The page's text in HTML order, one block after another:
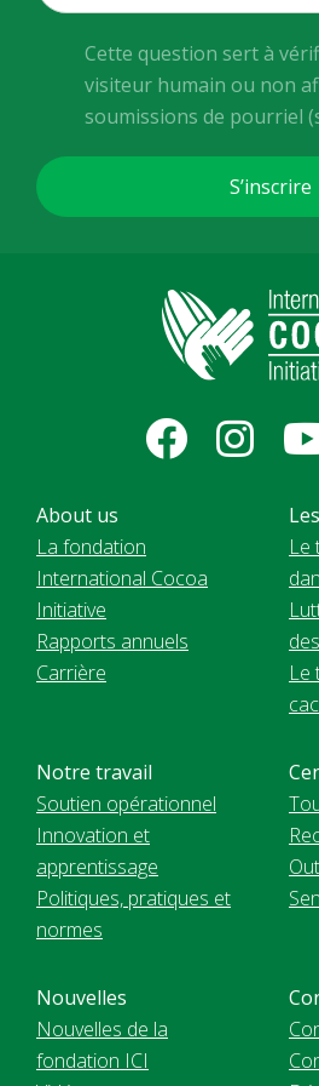
Cette question sert à
visiteur humain ou non
soumissions de pourriel
About us
La fondation
International Cocoa
Initiative
Rapports annuels
Carrière
Le
Le
Notre travail
Soutien opérationnel
Innovation et
apprentissage
Politiques, pratiques et
normes
Nouvelles
Nouvelles de la
fondation ICI